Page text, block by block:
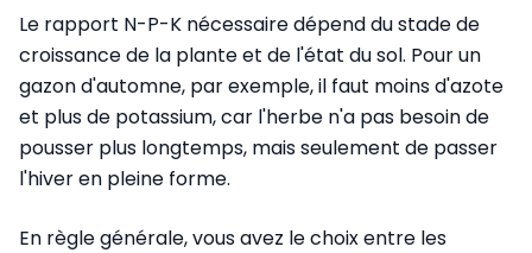
Le rapport N-P-K nécessaire dépend du stade de
croissance de la plante et de l'état du sol. Pour un
gazon d'automne, par exemple, il faut moins d'azote
et plus de potassium, car l'herbe n'a pas besoin de
pousser plus longtemps, mais seulement de passer
l'hiver en pleine forme.
En règle générale, vous avez le choix entre les